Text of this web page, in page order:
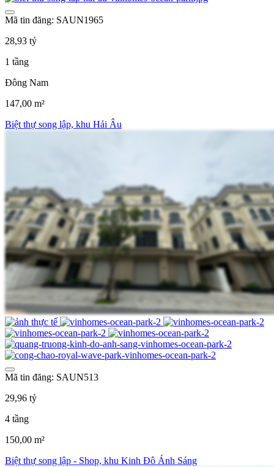
Mã tin đăng: SAUN1965
28,93 tỷ
1 tầng
Đông Nam
147,00 m²
Biệt thự song lập, khu Hải Âu
Mã tin đăng: SAUN513
29,96 tỷ
4 tầng
150,00 m²
Biệt thự song lập - Shop, khu Kinh Đô Ánh Sáng